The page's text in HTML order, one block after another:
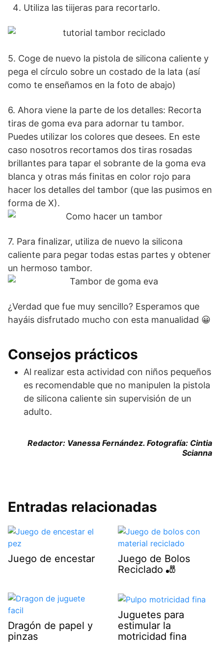
Utiliza las tiijeras para recortarlo.
5. Coge de nuevo la pistola de silicona caliente y
pega el círculo sobre un costado de la lata (así
como te enseñamos en la foto de abajo)
6. Ahora viene la parte de los detalles: Recorta
tiras de goma eva para adornar tu tambor.
Puedes utilizar los colores que desees. En este
caso nosotros recortamos dos tiras rosadas
brillantes para tapar el sobrante de la goma eva
blanca y otras más finitas en color rojo para
hacer los detalles del tambor (que las pusimos en
forma de X).
7. Para finalizar, utiliza de nuevo la silicona
caliente para pegar todas estas partes y obtener
un hermoso tambor.
¿Verdad que fue muy sencillo? Esperamos que
hayáis disfrutado mucho con esta manualidad 😀
Consejos prácticos
Al realizar esta actividad con niños pequeños
es recomendable que no manipulen la pistola
de silicona caliente sin supervisión de un
adulto.
Redactor: Vanessa Fernández. Fotografía: Cintia
Scianna
Entradas relacionadas
Juego de encestar
Juego de Bolos
Reciclado 🎳
Dragón de papel y
pinzas
Juguetes para
estimular la
motricidad fina